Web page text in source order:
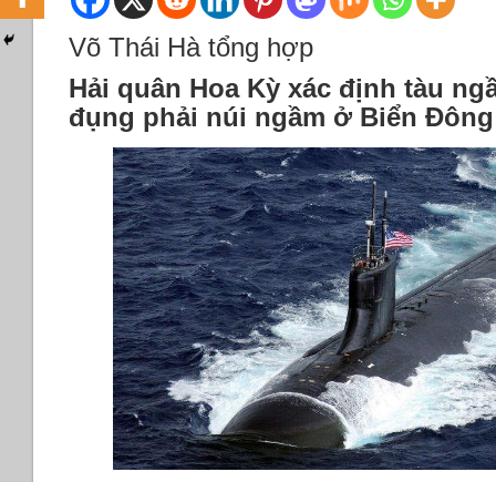
Võ Thái Hà tổng hợp
Hải quân Hoa Kỳ xác định tàu
đụng phải núi ngầm ở Biển Đông